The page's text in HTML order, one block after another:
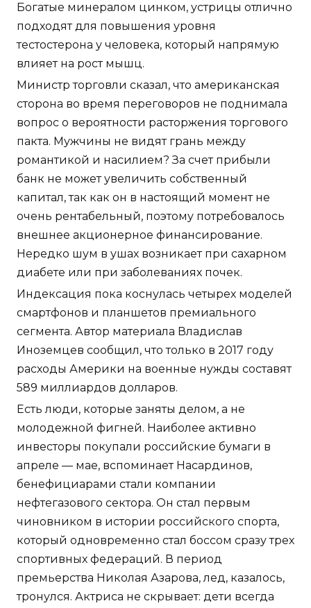
Богатые минералом цинком, устрицы отлично
подходят для повышения уровня
тестостерона у человека, который напрямую
влияет на рост мышц.
Министр торговли сказал, что американская
сторона во время переговоров не поднимала
вопрос о вероятности расторжения торгового
пакта. Мужчины не видят грань между
романтикой и насилием? За счет прибыли
банк не может увеличить собственный
капитал, так как он в настоящий момент не
очень рентабельный, поэтому потребовалось
внешнее акционерное финансирование.
Нередко шум в ушах возникает при сахарном
диабете или при заболеваниях почек.
Индексация пока коснулась четырех моделей
смартфонов и планшетов премиального
сегмента. Автор материала Владислав
Иноземцев сообщил, что только в 2017 году
расходы Америки на военные нужды составят
589 миллиардов долларов.
Есть люди, которые заняты делом, а не
молодежной фигней. Наиболее активно
инвесторы покупали российские бумаги в
апреле — мае, вспоминает Насардинов,
бенефициарами стали компании
нефтегазового сектора. Он стал первым
чиновником в истории российского спорта,
который одновременно стал боссом сразу трех
спортивных федераций. В период
премьерства Николая Азарова, лед, казалось,
тронулся. Актриса не скрывает: дети всегда